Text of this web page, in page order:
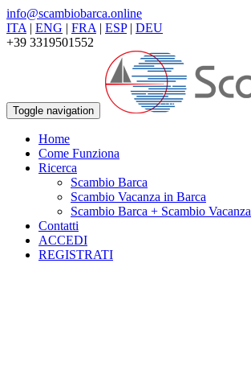
info@scambiobarca.online
ITA | ENG | FRA | ESP| DEU
+39 3319501552
Toggle navigation
Home
Come Funziona
Ricerca
Scambio Barca
Scambio Vacanza in Barca
Scambio Barca + Scambio Vacanza
Contatti
ACCEDI
REGISTRATI